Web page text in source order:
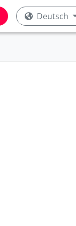
Deutsch